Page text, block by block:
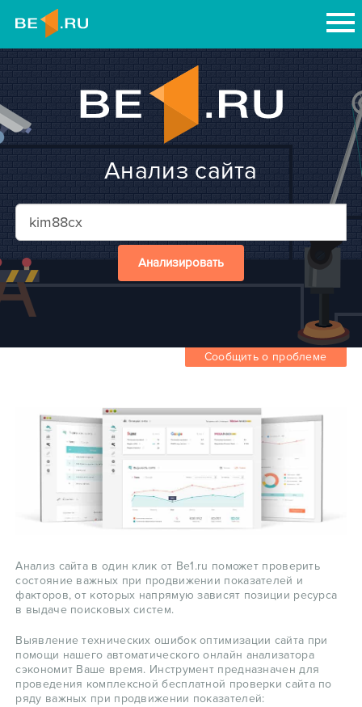
Анализ сайта
Анализировать
Сообщить о проблеме
Анализ сайта в один клик от Be1.ru поможет проверить
состояние важных при продвижении показателей и
факторов, от которых напрямую зависят позиции ресурса
в выдаче поисковых систем.
Выявление технических ошибок оптимизации сайта при
помощи нашего автоматического онлайн анализатора
сэкономит Ваше время. Инструмент предназначен для
проведения комплексной бесплатной проверки сайта по
ряду важных при продвижении показателей: